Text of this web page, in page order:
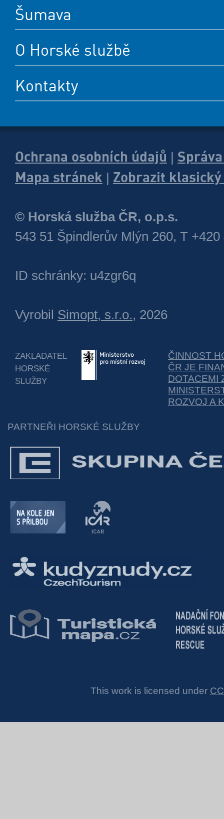
Šumava
O Horské službě
Kontakty
Ochrana osobních údajů
Mapa stránek
Zobrazit
© Horská služba ČR, o.p.s.
543 51 Špindlerův Mlýn 260, T +420
ID schránky: u4zgr6q
Vyrobil Simopt, s.r.o., 2026
ZAKLADATEL
HORSKÉ
SLUŽBY
ČINNOST
ČR JE
DOTACEMI
ROZVOJ A
PARTNEŘI HORSKÉ SLUŽBY
This work is licensed under